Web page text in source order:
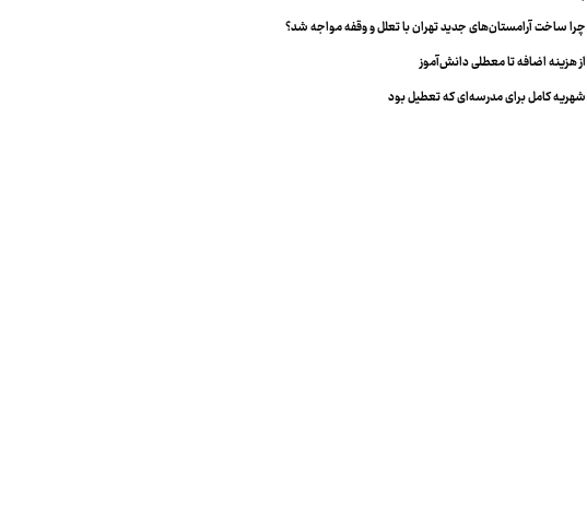
چرا ساخت آرامستان‌های جدید تهران با تعلل و وقفه مواجه شد؟
از هزینه اضافه تا معطلی دانش‌آموز
شهریه کامل برای مدرسه‌ای که تعطیل بود